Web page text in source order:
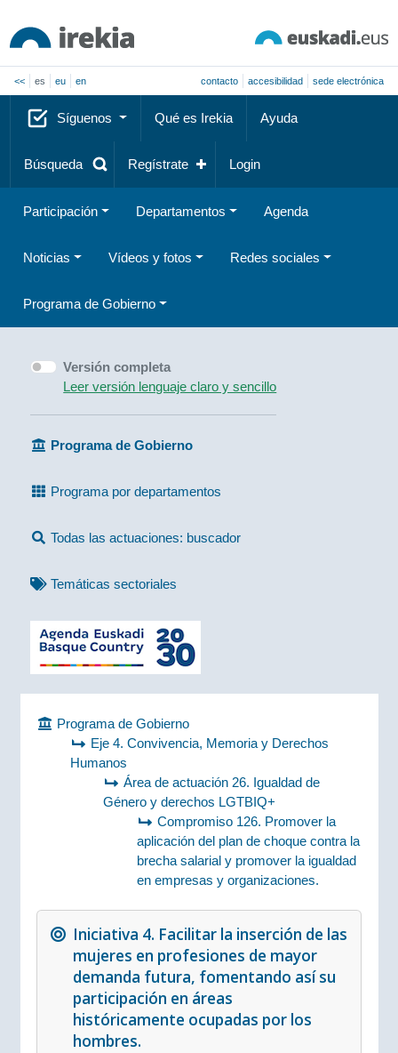
<< es eu en contacto accesibilidad sede electrónica
Síguenos Qué es Irekia Ayuda
Búsqueda Regístrate Login
Participación Departamentos Agenda
Noticias Vídeos y fotos Redes sociales
Programa de Gobierno
Versión completa
Leer versión lenguaje claro y sencillo
Programa de Gobierno
Programa por departamentos
Todas las actuaciones: buscador
Temáticas sectoriales
Programa de Gobierno
Eje 4. Convivencia, Memoria y Derechos
Humanos
Área de actuación 26. Igualdad de
Género y derechos LGTBIQ+
Compromiso 126. Promover la
aplicación del plan de choque contra la
brecha salarial y promover la igualdad
en empresas y organizaciones.
Iniciativa 4. Facilitar la inserción de las
mujeres en profesiones de mayor
demanda futura, fomentando así su
participación en áreas
históricamente ocupadas por los
hombres.